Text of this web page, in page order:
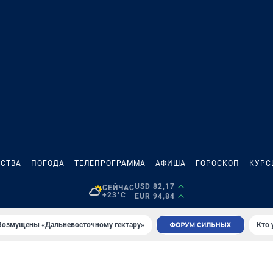
ПОГОДА ТЕЛЕПРОГРАММА АФИША ГОРОСКОП
СЕЙЧАС
+23°C
USD 82,17
EUR 94,84
«Дальневосточному гектару» Кто